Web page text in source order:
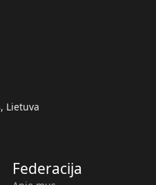
Lietuva
Federacija